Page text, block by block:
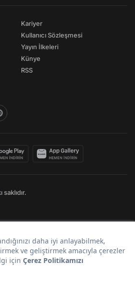
Kariyer
Kullanıcı Sözleşmesi
Yayın İlkeleri
Künye
RSS
markasıdır.